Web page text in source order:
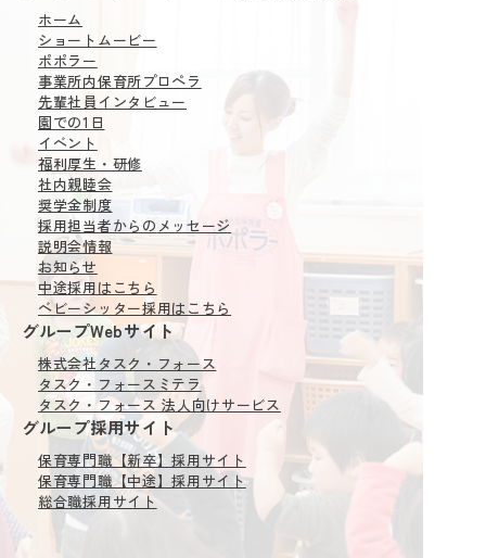
ホーム
ショートムービー
ポポラー
事業所内保育所プロペラ
先輩社員インタビュー
園での1日
イベント
福利厚生・研修
社内親睦会
奨学金制度
採用担当者からのメッセージ
説明会情報
お知らせ
中途採用はこちら
ベビーシッター採用はこちら
グループWebサイト
株式会社タスク・フォース
タスク・フォースミテラ
タスク・フォース 法人向けサービス
グループ採用サイト
保育専門職【新卒】採用サイト
保育専門職【中途】採用サイト
総合職採用サイト